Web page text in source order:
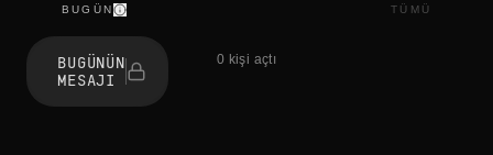
BUGÜN TÜMÜ
l
e
t
BUGÜNÜN
MESAJI
0 kişi açtı